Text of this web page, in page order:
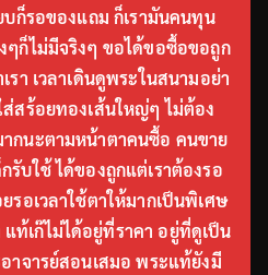
บก็รอของแถม ก็เรามันคนทุน
ๆก็ไม่มีจริงๆ ขอได้ขอซื้อขอถูก
รา เวลาเดินดูพระในสนามอย่า
สร้อยทองเส้นใหญ่ๆ ไม่ต้อง
กนะตามหน้าตาคนซื้อ คนขาย
รับใช้ ได้ของถูกแต่เราต้องรอ
รอเวลาใช้ตาให้มากเป็นพิเศษ
ท้เก๊ไม่ได้อยู่ที่ราคา อยู่ที่ดูเป็น
าจารย์สอนเสมอ พระแท้ยังมี